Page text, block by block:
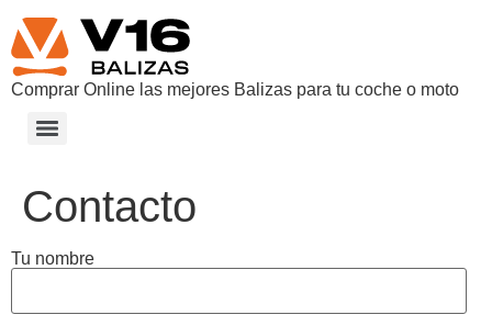
Comprar Online las mejores Balizas para tu coche o moto
Contacto
Tu nombre